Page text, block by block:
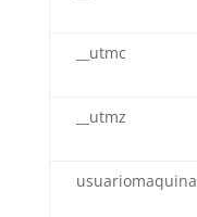
__utmc
__utmz
usuariomaquina